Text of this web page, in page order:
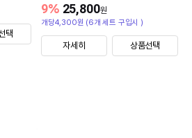
택
25,800원
9%
개당4,300원 (6개 세트 구입시 )
자세히 상품선택